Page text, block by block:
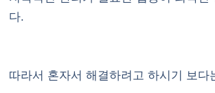
다.
따라서 혼자서 해결하려고 하시기 보다